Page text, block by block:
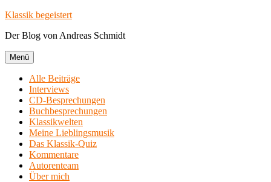
Zum
springen
Klassik begeistert
Der Blog von Andreas Schmidt
Menü
Alle Beiträge
Interviews
CD-Besprechungen
Buchbesprechungen
Klassikwelten
Meine Lieblingsmusik
Das Klassik-Quiz
Kommentare
Autorenteam
Über mich